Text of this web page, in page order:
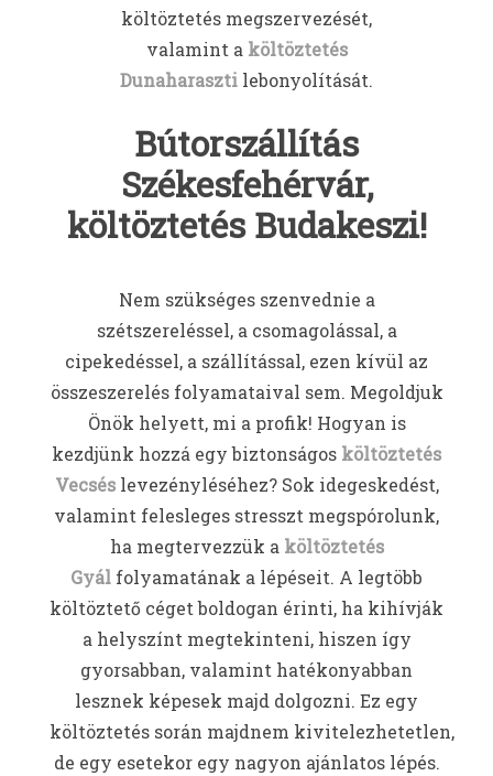
költöztetés megszervezését,
valamint a költöztetés
Dunaharaszti lebonyolítását.
Bútorszállítás
Székesfehérvár,
költöztetés Budakeszi!
Nem szükséges szenvednie a
szétszereléssel, a csomagolással, a
cipekedéssel, a szállítással, ezen kívül az
összeszerelés folyamataival sem. Megoldjuk
Önök helyett, mi a profik! Hogyan is
kezdjünk hozzá egy biztonságos költöztetés
Vecséslevezényléséhez? Sok idegeskedést,
valamint felesleges stresszt megspórolunk,
ha megtervezzük a költöztetés
Gyál folyamatának a lépéseit. A legtöbb
költöztető céget boldogan érinti, ha kihívják
a helyszínt megtekinteni, hiszen így
gyorsabban, valamint hatékonyabban
lesznek képesek majd dolgozni. Ez egy
költöztetés során majdnem kivitelezhetetlen,
de egy esetekor egy nagyon ajánlatos lépés.